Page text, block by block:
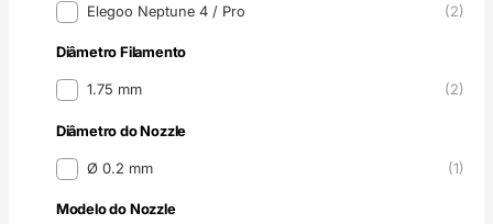
Elegoo Neptune 4 / Pro
(2)
Diâmetro Filamento
Diâmetro Filamento
1.75 mm (2)
Diâmetro do Nozzle
Diâmetro do Nozzle
Ø 0.2 mm (1)
Modelo do Nozzle